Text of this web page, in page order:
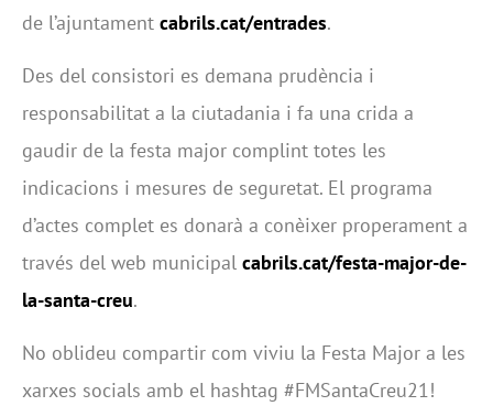
de l’ajuntament cabrils.cat/entrades.
Des del consistori es demana prudència i
responsabilitat a la ciutadania i fa una crida a
gaudir de la festa major complint totes les
indicacions i mesures de seguretat. El programa
d’actes complet es donarà a conèixer properament a
través del web municipal cabrils.cat/festa-major-de-
la-santa-creu.
No oblideu compartir com viviu la Festa Major a les
xarxes socials amb el hashtag #FMSantaCreu21!